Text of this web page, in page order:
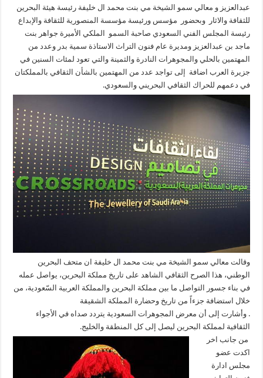
عبدالعزيز و معالي سمو الشيخة مي بنت محمد ال خليفة رئيسة هيئة البحرين
للثقافة والاثار وبحضور مؤسس ورئيسة مؤسسة المنصورية للثقافة والإبداع
رئيسة المجلس الفني السعودي صاحبة السمو الملكي الأميرة جواهر بنت
ماجد بن عبدالعزيز ومديرة عام فنون التراث الاستاذة سمية بدر وعدد من
المهتمين بالحلي والمجوهرات النادرة والثمينة والتي تعود لمئات السنين في
جزيرة العرب اضافة إلى تواجد عدد من المهتمين بالشأن الثقافي بالمملكتان
في دعمهم للحراك الثقافي البحريني والسعودي.
وقالت معالي سمو الشيخة مي بنت محمد ال خليفة ان متحف البحرين
الوطني، هذا الصرح الثقافي الشاهد على تاريخ مملكة البحرين، يواصل عمله
في بناء جسور التواصل ما بين مملكة البحرين والمملكة العربية السّعودية، من
خلال استضافة جزءاً من تاريخ وحضارة المملكة الشقيقة
‏‪.‬ وأشارت إلى أن معرض المجوهرات السعودية يتردد صداه في الأجواء
الثقافية لمملكة البحرين ليصل إلى كل المنطقة والخليج‪.‬‬
من جانب اخر
اكدت عضو
مجلس ادارة